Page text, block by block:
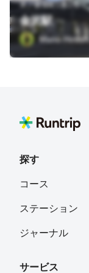
木ノ新保町1番1号
金沢駅
Mano Hiroshi
探す
コース
ステーション
ジャーナル
サービス